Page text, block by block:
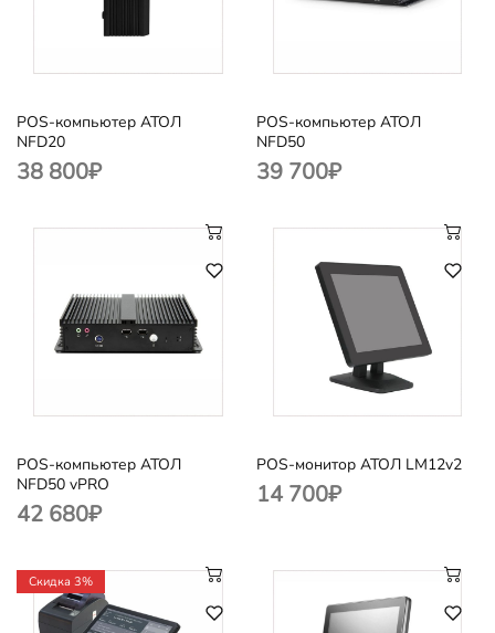
POS-компьютер АТОЛ
NFD20
38 800₽
POS-компьютер АТОЛ
NFD50
39 700₽
POS-компьютер АТОЛ
NFD50 vPRO
42 680₽
POS-монитор АТОЛ LM12v2
14 700₽
Cкидка 3%